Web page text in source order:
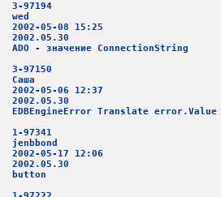
3-97194
wed
2002-05-08 15:25
2002.05.30
ADO - значение ConnectionString
3-97150
Саша
2002-05-06 12:37
2002.05.30
EDBEngineError Translate
1-97341
jenbbond
2002-05-17 12:06
2002.05.30
button